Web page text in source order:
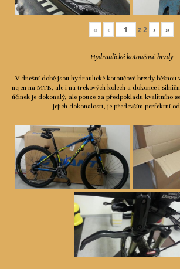
« ‹ z2 › »
Hydraulické kotoučové brzdy
V dnešní době jsou hydraulické kotoučové brzdy běžnou
nejen na MTB, ale i na trekových kolech a dokonce i
účinek je dokonalý, ale pouze za předpokladu kvalitního
jejich dokonalosti, je především perfektní